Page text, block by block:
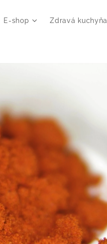
E-shop Zdravá kuchyňa